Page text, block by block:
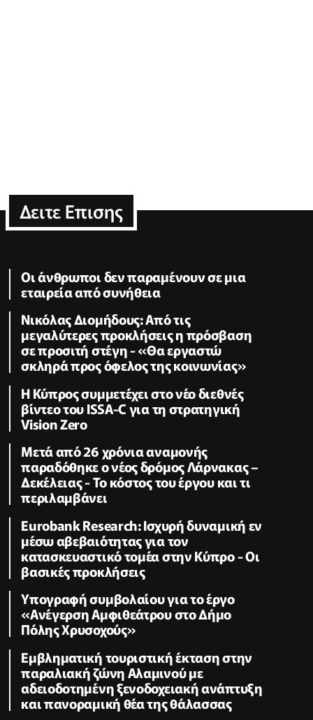
Δειτε Επισης
Οι άνθρωποι δεν παραμένουν σε μια
εταιρεία από συνήθεια
Νικόλας Διομήδους: Από τις
μεγαλύτερες προκλήσεις η πρόσβαση
σε προσιτή στέγη - «Θα εργαστώ
σκληρά προς όφελος της κοινωνίας»
Η Κύπρος συμμετέχει στο νέο διεθνές
βίντεο του ISSA-C για τη στρατηγική
Vision Zero
Μετά από 26 χρόνια αναμονής
παραδόθηκε ο νέος δρόμος Λάρνακας –
Δεκέλειας - Το κόστος του έργου και τι
περιλαμβάνει
Eurobank Research: Ισχυρή δυναμική εν
μέσω αβεβαιότητας για τον
κατασκευαστικό τομέα στην Κύπρο - Οι
βασικές προκλήσεις
Υπογραφή συμβολαίου για το έργο
«Ανέγερση Αμφιθεάτρου στο Δήμο
Πόλης Χρυσοχούς»
Εμβληματική τουριστική έκταση στην
παραλιακή ζώνη Αλαμινού με
αδειοδοτημένη ξενοδοχειακή ανάπτυξη
και πανοραμική θέα της θάλασσας